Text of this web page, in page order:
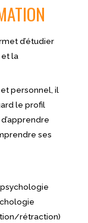
d’étudier
la
personnel, il
le profil
ses
rétraction)